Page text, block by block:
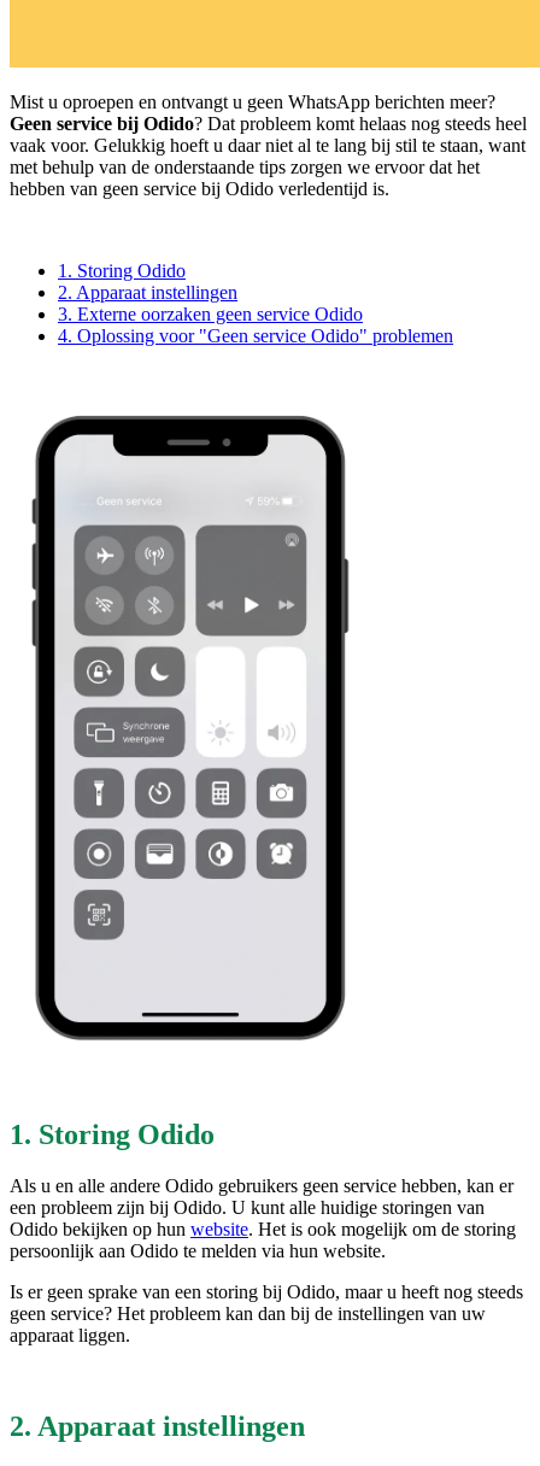
Mist u oproepen en ontvangt u geen WhatsApp berichten meer?
Geen service bij Odido? Dat probleem komt helaas nog steeds heel
vaak voor. Gelukkig hoeft u daar niet al te lang bij stil te staan, want
met behulp van de onderstaande tips zorgen we ervoor dat het
hebben van geen service bij Odido verledentijd is.
1. Storing Odido
2. Apparaat instellingen
3. Externe oorzaken geen service Odido
4. Oplossing voor "Geen service Odido" problemen
1. Storing Odido
Als u en alle andere Odido gebruikers geen service hebben, kan er
een probleem zijn bij Odido. U kunt alle huidige storingen van
Odido bekijken op hun website. Het is ook mogelijk om de storing
persoonlijk aan Odido te melden via hun website.
Is er geen sprake van een storing bij Odido, maar u heeft nog steeds
geen service? Het probleem kan dan bij de instellingen van uw
apparaat liggen.
2. Apparaat instellingen